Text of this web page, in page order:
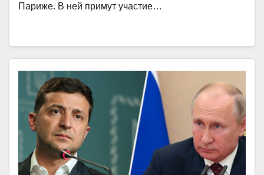
Париже. В ней примут участие…